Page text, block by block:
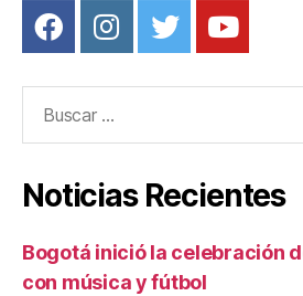
Noticias Recientes
Bogotá inició la celebración
con música y fútbol